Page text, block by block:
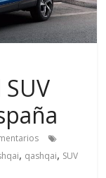
, qashqai, SUV